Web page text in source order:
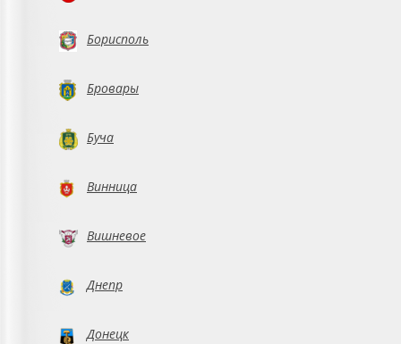
Борисполь
Бровары
Буча
Винница
Вишневое
Днепр
Донецк